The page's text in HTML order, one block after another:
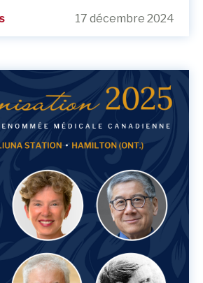
17 décembre 2024